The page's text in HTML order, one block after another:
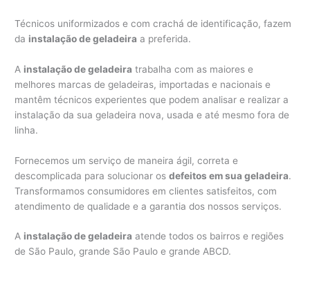
Técnicos uniformizados e com crachá de identificação, fazem
da instalação de geladeira a preferida.
A instalação de geladeira trabalha com as maiores e
melhores marcas de geladeiras, importadas e nacionais e
mantêm técnicos experientes que podem analisar e realizar a
instalação da sua geladeira nova, usada e até mesmo fora de
linha.
Fornecemos um serviço de maneira ágil, correta e
descomplicada para solucionar osdefeitos em sua geladeira.
Transformamos consumidores em clientes satisfeitos, com
atendimento de qualidade e a garantia dos nossos serviços.
A instalação de geladeira atende todos os bairros e regiões
de São Paulo, grande São Paulo e grande ABCD.